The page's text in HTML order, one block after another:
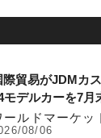
際貿易がJDMカ
モデルカーを7月
ールドマーケッ
08/06